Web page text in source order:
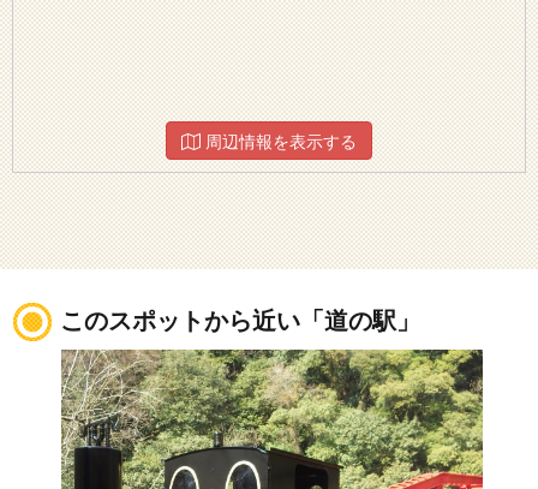
周辺情報を表示する
このスポットから近い「道の駅」